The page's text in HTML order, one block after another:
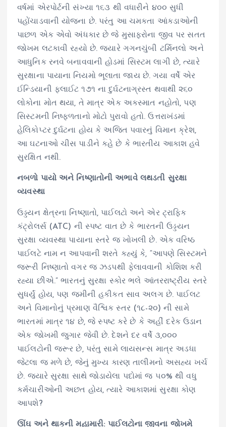
વર્ષમાં એરપોર્ટની સંખ્યા ૧૬૩ થી વધારીને ૪૦૦ સુધી
પહોંચાડવાની યોજના છે. પરંતુ આ ચમકતા આંકડાઓની
પાછળ એક એવો અંધકાર છે જે મુસાફરોના જીવ પર સતત
જોખમ લટકાવી રહ્યો છે. જ્યારે ગગનચુંબી ટર્મિનલો અને
આધુનિક રનવે બનાવવાની હોડમાં સિસ્ટમ લાગી છે, ત્યારે
સુરક્ષાના પાયાના નિયમો ભૂલાતા જાય છે. ગયા વર્ષે એર
ઈન્ડિયાની ફ્લાઈટ ૧૭૧ ના દુર્ઘટનાગ્રસ્ત થવાથી ૨૬૦
લોકોના મોત થયા, તે માત્ર એક અકસ્માત નહોતો, પણ
સિસ્ટમની નિષ્ફળતાનો મોટો પુરાવો હતો. ઉત્તરાખંડમાં
હેલિકોપ્ટર દુર્ઘટના હોય કે અજિત પવારનું વિમાન ક્રેશ,
આ ઘટનાઓ ચીસ પાડીને કહે છે કે ભારતીય આકાશ હવે
સુરક્ષિત નથી.
નબળો પાયો અને નિષ્ણાતોની અભાવે લથડતી સુરક્ષા
વ્યવસ્થા
ઉડ્ડયન ક્ષેત્રના નિષ્ણાતો, પાઈલટો અને એર ટ્રાફિક
કંટ્રોલર્સ (ATC) ની સ્પષ્ટ વાત છે કે ભારતની ઉડ્ડયન
સુરક્ષા વ્યવસ્થા પાયાના સ્તરે જ ખોખલી છે. એક વરિષ્ઠ
પાઈલટે નામ ન આપવાની શરતે કહ્યું કે, “આપણે સિસ્ટમને
જરૂરી નિષ્ણાતો વગર જ ઝડપથી ફેલાવવાની કોશિશ કરી
રહ્યા છીએ.” ભારતનું સુરક્ષા સ્કોર ભલે આંતરરાષ્ટ્રીય સ્તરે
સુધર્યું હોય, પણ જમીની હકીકત સાવ અલગ છે. પાઈલટ
અને વિમાનોનું પ્રમાણ વૈશ્વિક સ્તર (૧૮-૨૦) ની સામે
ભારતમાં માત્ર ૧૪ છે, જે સ્પષ્ટ કરે છે કે અહીં દરેક ઉડાન
એક જોખમી જુગાર જેવી છે. દેશને દર વર્ષે ૩,૦૦૦
પાઈલટોની જરૂર છે, પરંતુ સામે લાયસન્સ માત્ર અડધા
જેટલા જ મળે છે, જેનું મુખ્ય કારણ તાલીમનો અસહ્ય ખર્ચ
છે. જ્યારે સુરક્ષા સાથે જોડાયેલા પદોમાં જ ૫૦% થી વધુ
કર્મચારીઓની અછત હોય, ત્યારે આકાશમાં સુરક્ષા કોણ
આપશે?
ઊંઘ અને થાકની મહામારી: પાઈલટોના જીવના જોખમે